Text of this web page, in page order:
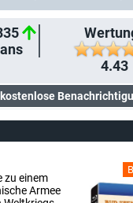
4.43
zu einem
Armee